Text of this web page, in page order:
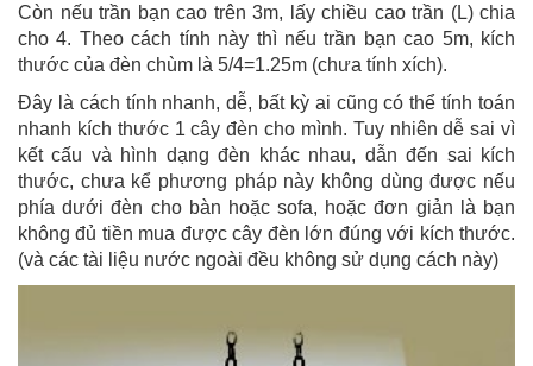
Còn nếu trần bạn cao trên 3m, lấy chiều cao trần (L) chia
cho 4. Theo cách tính này thì nếu trần bạn cao 5m, kích
thước của đèn chùm là 5/4=1.25m (chưa tính xích).
Đây là cách tính nhanh, dễ, bất kỳ ai cũng có thể tính toán
nhanh kích thước 1 cây đèn cho mình. Tuy nhiên dễ sai vì
kết cấu và hình dạng đèn khác nhau, dẫn đến sai kích
thước, chưa kể phương pháp này không dùng được nếu
phía dưới đèn cho bàn hoặc sofa, hoặc đơn giản là bạn
không đủ tiền mua được cây đèn lớn đúng với kích thước.
(và các tài liệu nước ngoài đều không sử dụng cách này)